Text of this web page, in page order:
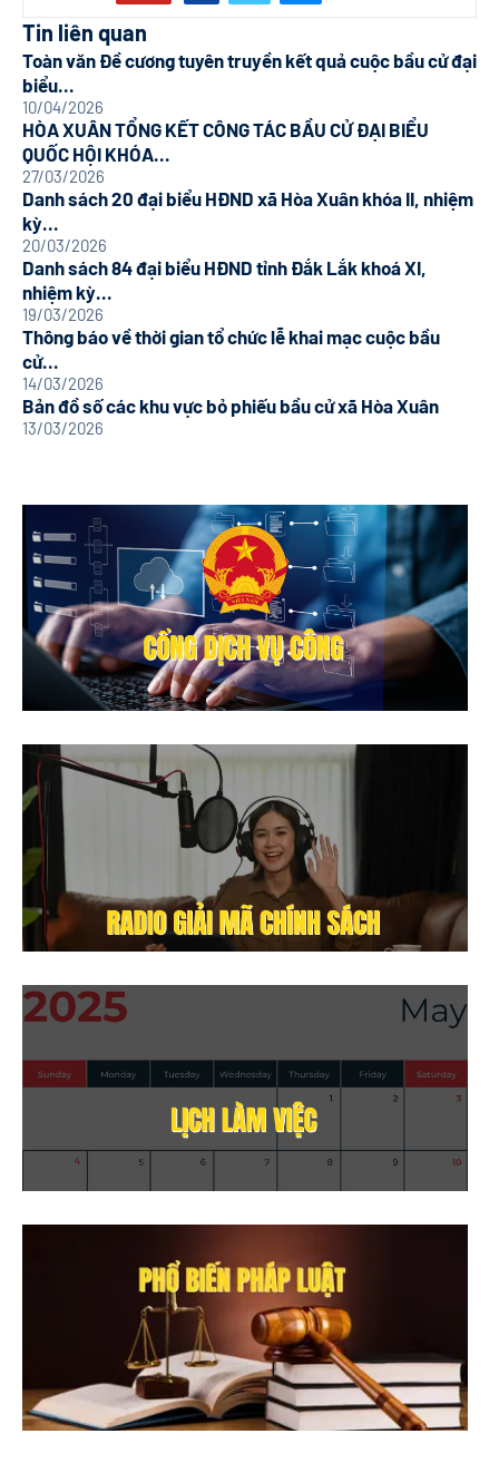
Tin liên quan
Toàn văn Đề cương tuyên truyền kết quả cuộc bầu cử đại
biểu...
10/04/2026
HÒA XUÂN TỔNG KẾT CÔNG TÁC BẦU CỬ ĐẠI BIỂU
QUỐC HỘI KHÓA...
27/03/2026
Danh sách 20 đại biểu HĐND xã Hòa Xuân khóa II, nhiệm
kỳ...
20/03/2026
Danh sách 84 đại biểu HĐND tỉnh Đắk Lắk khoá XI,
nhiệm kỳ...
19/03/2026
Thông báo về thời gian tổ chức lễ khai mạc cuộc bầu
cử...
14/03/2026
Bản đồ số các khu vực bỏ phiếu bầu cử xã Hòa Xuân
13/03/2026